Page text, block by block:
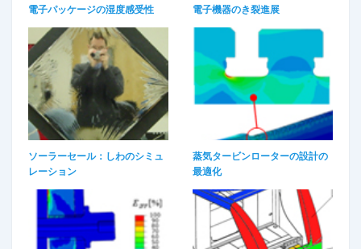
電子パッケージの湿度感受性​ 電子機器のき裂進展​
ソーラーセール：しわのシミュ
レーション​
蒸気タービンローターの設計の
最適化​